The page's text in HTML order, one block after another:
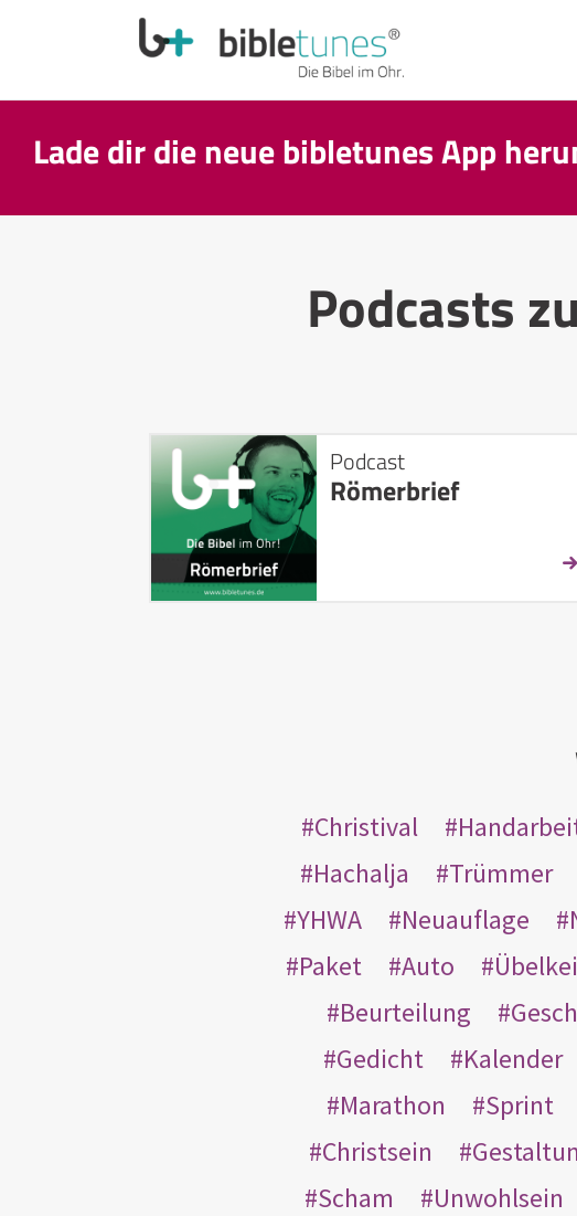
Lade dir die neue bibletunes App
Podcasts
Podcast
Römerbrief
Christival
Hachalja
Trümmer
YHWA
Neuauflage
Paket
Auto
Beurteilung
Gedicht
Kalender
Marathon
Sprint
Christsein
Scham
Unwohlsein